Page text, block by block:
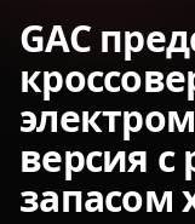
GAC
версия
запасом